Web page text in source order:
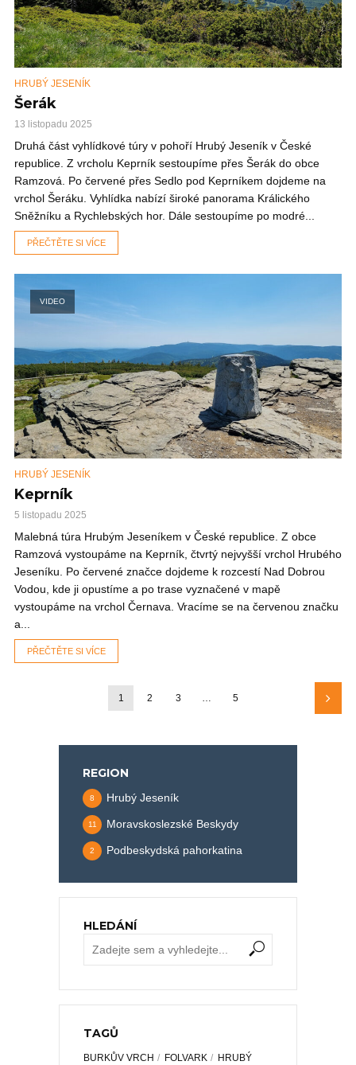
HRUBÝ JESENÍK
Šerák
13 listopadu 2025
Druhá část vyhlídkové túry v pohoří Hrubý Jeseník v České
republice. Z vrcholu Keprník sestoupíme přes Šerák do obce
Ramzová. Po červené přes Sedlo pod Keprníkem dojdeme na
vrchol Šeráku. Vyhlídka nabízí široké panorama Králického
Sněžníku a Rychlebských hor. Dále sestoupíme po modré...
PŘEČTĚTE SI VÍCE
VIDEO
HRUBÝ JESENÍK
Keprník
5 listopadu 2025
Malebná túra Hrubým Jeseníkem v České republice. Z obce
Ramzová vystoupáme na Keprník, čtvrtý nejvyšší vrchol Hrubého
Jeseníku. Po červené značce dojdeme k rozcestí Nad Dobrou
Vodou, kde ji opustíme a po trase vyznačené v mapě
vystoupáme na vrchol Černava. Vracíme se na červenou značku
a...
PŘEČTĚTE SI VÍCE
1 2 3 … 5
REGION
Hrubý Jeseník
8
Moravskoslezské Beskydy
11
Podbeskydská pahorkatina
2
HLEDÁNÍ
TAGŮ
BURKŮV VRCH FOLVARK
HRUBÝ